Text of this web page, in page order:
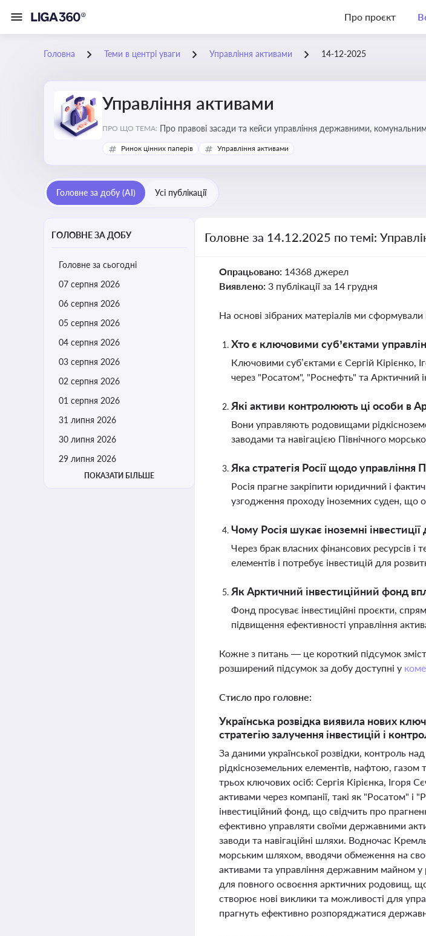
Про проєкт
Головна Теми в центрі уваги Управління активами 14-12-2025
Управління активами
ПРО ЩО ТЕМА: Про правові засади та кейси управління державними,
збереження та ефективне використання майна підприємств і
Ринок цінних паперів Управління активами
Головне за добу (AI) Усі публікації
ГОЛОВНЕ ЗА ДОБУ
Головне за сьогодні
07 серпня 2026
06 серпня 2026
05 серпня 2026
04 серпня 2026
03 серпня 2026
02 серпня 2026
01 серпня 2026
31 липня 2026
30 липня 2026
29 липня 2026
ПОКАЗАТИ БІЛЬШЕ
Головне за 14.12.2025 по темі:
Опрацьовано: 14368 джерел
Виявлено: 3 публікації за 14 грудня
На основі зібраних матеріалів ми сформували
Хто є ключовими суб’єктами
Ключовими суб’єктами є Сергій Кірієнко,
через "Росатом", "Роснефть" та Арктичний
Які активи контролюють ці особи в
Вони управляють родовищами
заводами та навігацією Північного
Яка стратегія Росії щодо
Росія прагне закріпити юридичний і
узгодження проходу іноземних суден, що
Чому Росія шукає іноземні
Через брак власних фінансових ресурсів і
елементів і потребує інвестицій для
Як Арктичний інвестиційний фонд
Фонд просуває інвестиційні проєкти,
підвищення ефективності управління
Кожне з питань — це короткий підсумок
розширений підсумок за добу доступні у
Стисло про головне:
Українська розвідка виявила нових
стратегію залучення інвестицій і
За даними української розвідки, контроль
рідкісноземельних елементів, нафтою,
трьох ключових осіб: Сергія Кірієнка,
активами через компанії, такі як "Росатом" і
інвестиційний фонд, що свідчить про
ефективно управляти своїми державними
заводи та навігаційні шляхи. Водночас
морським шляхом, вводячи обмеження на
активами та управління державним майном у
для повного освоєння арктичних родовищ, що
створює нові виклики та можливості для
прагнуть ефективно розпоряджатися